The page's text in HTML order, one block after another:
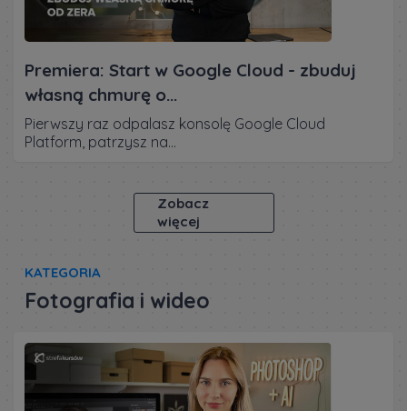
Premiera: Start w Google Cloud - zbuduj
własną chmurę o...
Pierwszy raz odpalasz konsolę Google Cloud
Platform, patrzysz na...
Zobacz
więcej
KATEGORIA
Fotografia i wideo